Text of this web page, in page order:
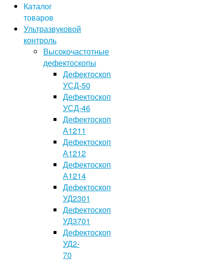
Каталог
товаров
Ультразвуковой
контроль
Высокочастотные
дефектоскопы
Дефектоскоп
УСД-50
Дефектоскоп
УСД-46
Дефектоскоп
А1211
Дефектоскоп
А1212
Дефектоскоп
А1214
Дефектоскоп
УД2301
Дефектоскоп
УД3701
Дефектоскоп
УД2-
70